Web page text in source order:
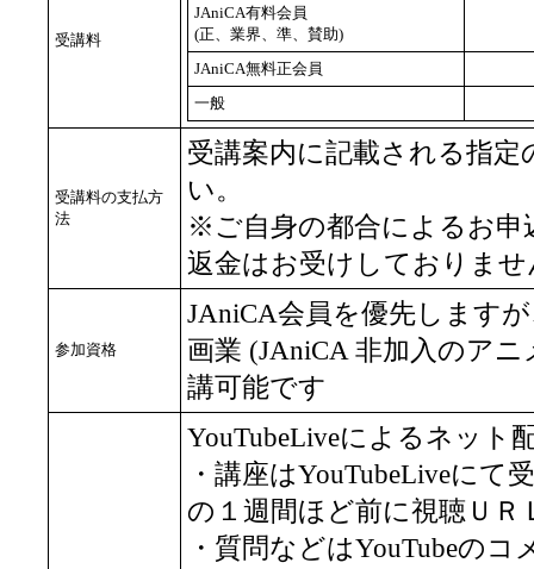
受講料
JAniCA有料会員
(正、業界、準、賛助)
JAniCA無料正会員
一般
受講料の支払方
法
受講案内に記載される指
い。
※ご自身の都合によるお
返金はお受けしておりませ
参加資格
JAniCA会員を優先します
画業 (JAniCA 非加入のア
講可能です
YouTubeLiveによるネット
・講座はYouTubeLiveにて
の１週間ほど前に視聴Ｕ
・質問などはYouTubeの